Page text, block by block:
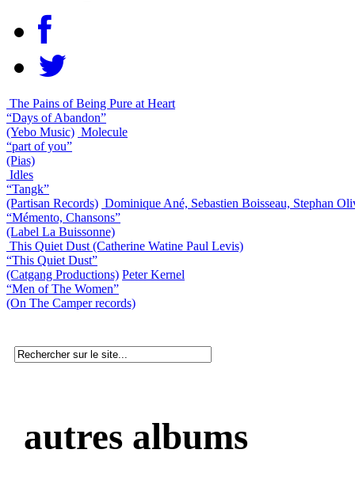
The Pains of Being Pure at Heart
“Days of Abandon”
(Yebo Music) Molecule
“part of you”
(Pias)
Idles
“Tangk”
(Partisan Records) Dominique Ané, Sebastien Boisseau, Stephan
“Mémento, Chansons”
(Label La Buissonne)
This Quiet Dust (Catherine Watine Paul Levis)
“This Quiet Dust”
(Catgang Productions) Peter Kernel
“Men of The Women”
(On The Camper records)
autres albums